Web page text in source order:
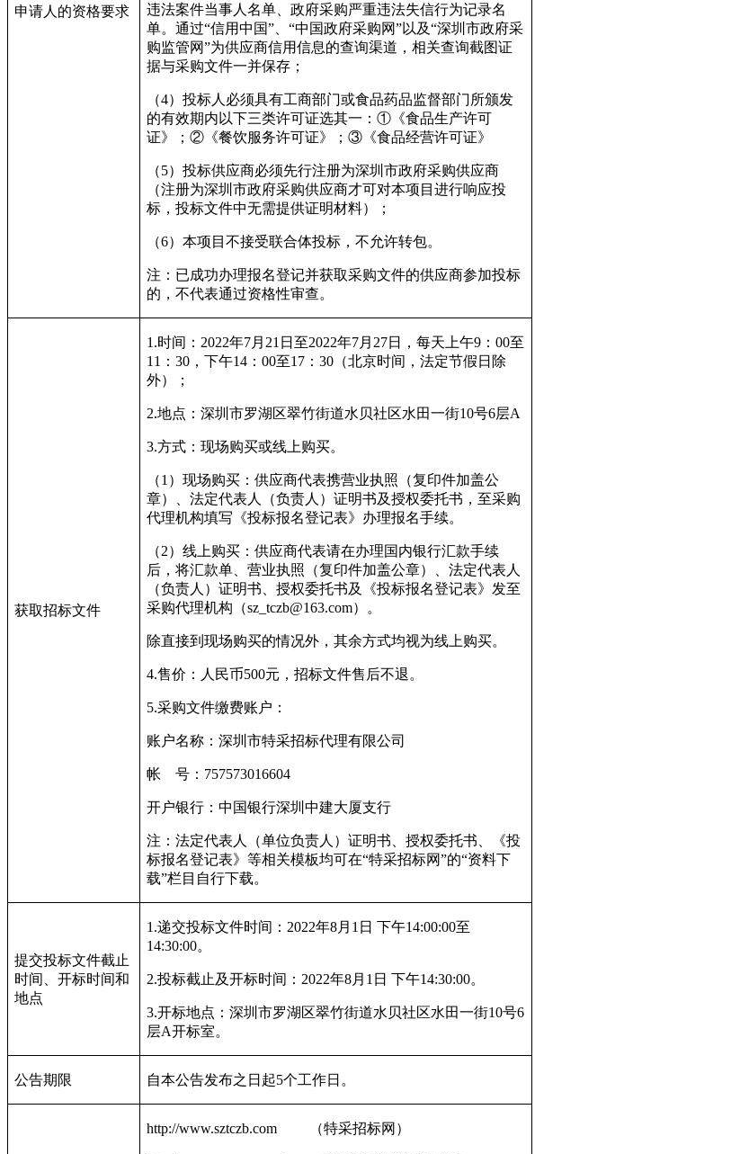
申请人的资格要求
违法案件当事人名单、政府采购严重违法失信行为记录名
单。通过“信用中国” “中国政府采购网”以及“深圳市政府采
购监管网”为供应商信用信息的查询渠道，相关查询截图证
据与采购文件一并保存；
（4）投标人必须具有工商部门或食品药品监督部门所颁发
的有效期内以下三类许可证选其一：①《食品生产许可
证》；②《餐饮服务许可证》；③《食品经营许可证》
（5）投标供应商必须先行注册为深圳市政府采购供应商
（注册为深圳市政府采购供应商才可对本项目进行响应投
标，投标文件中无需提供证明材料）；
（6）本项目不接受联合体投标，不允许转包。
注：已成功办理报名登记并获取采购文件的供应商参加投标
的，不代表通过资格性审查。
获取招标文件
1.时间： 2022年7月 21 日至2022年7月 27日，每天上午9 ： 00至
11 ： 30 ，下午14 ： 00至17 ： 30 （北京时间，法定节假日除
外）；
2.地点：深圳市罗湖区翠竹街道水贝社区水田一街10号6层A
3.方式：现场购买或线上购买。
（1 ）现场购买：供应商代表携营业执照（复印件加盖公
章）、法定代表人（负责人）证明书及授权委托书，至采购
代理机构填写《投标报名登记表》办理报名手续。
（2）线上购买：供应商代表请在办理国内银行汇款手续
后，将汇款单、营业执照（复印件加盖公章）、法定代表人
（负责人）证明书、授权委托书及《投标报名登记表》发至
采购代理机构（sz_tczb@163.com）。
除直接到现场购买的情况外，其余方式均视为线上购买。
4.售价：人民币500元，招标文件售后不退。
5.采购文件缴费账户：
账户名称：深圳市特采招标代理有限公司
帐 号： 757573016604
开户银行：中国银行深圳中建大厦支行
注：法定代表人（单位负责人）证明书、授权委托书、《投
标报名登记表》等相关模板均可在“特采招标网”的“资料下
载”栏目自行下载。
提交投标文件截止
时间、开标时间和
地点
1.递交投标文件时间： 2022年8月 1 日 下午14:00:00至
14:30:00。
2.投标截止及开标时间： 2022年8月 1 日 下午14:30:00。
3.开标地点：深圳市罗湖区翠竹街道水贝社区水田一街10号6
层A开标室。
公告期限 自本公告发布之日起5个工作日。
http://www.sztczb.com （特采招标网）